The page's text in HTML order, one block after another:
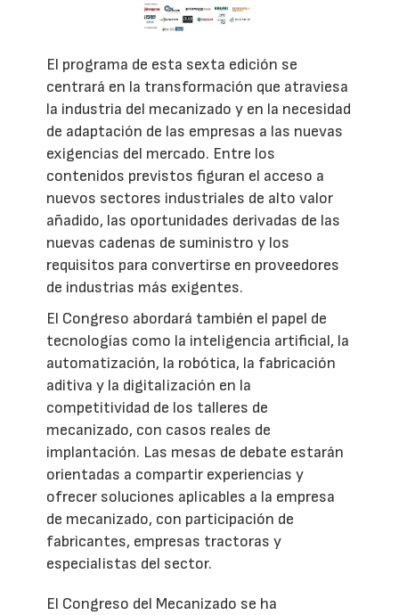
El programa de esta sexta edición se
centrará en la transformación que atraviesa
la industria del mecanizado y en la necesidad
de adaptación de las empresas a las nuevas
exigencias del mercado. Entre los
contenidos previstos figuran el acceso a
nuevos sectores industriales de alto valor
añadido, las oportunidades derivadas de las
nuevas cadenas de suministro y los
requisitos para convertirse en proveedores
de industrias más exigentes.
El Congreso abordará también el papel de
tecnologías como la inteligencia artificial, la
automatización, la robótica, la fabricación
aditiva y la digitalización en la
competitividad de los talleres de
mecanizado, con casos reales de
implantación. Las mesas de debate estarán
orientadas a compartir experiencias y
ofrecer soluciones aplicables a la empresa
de mecanizado, con participación de
fabricantes, empresas tractoras y
especialistas del sector.
El Congreso del Mecanizado se ha